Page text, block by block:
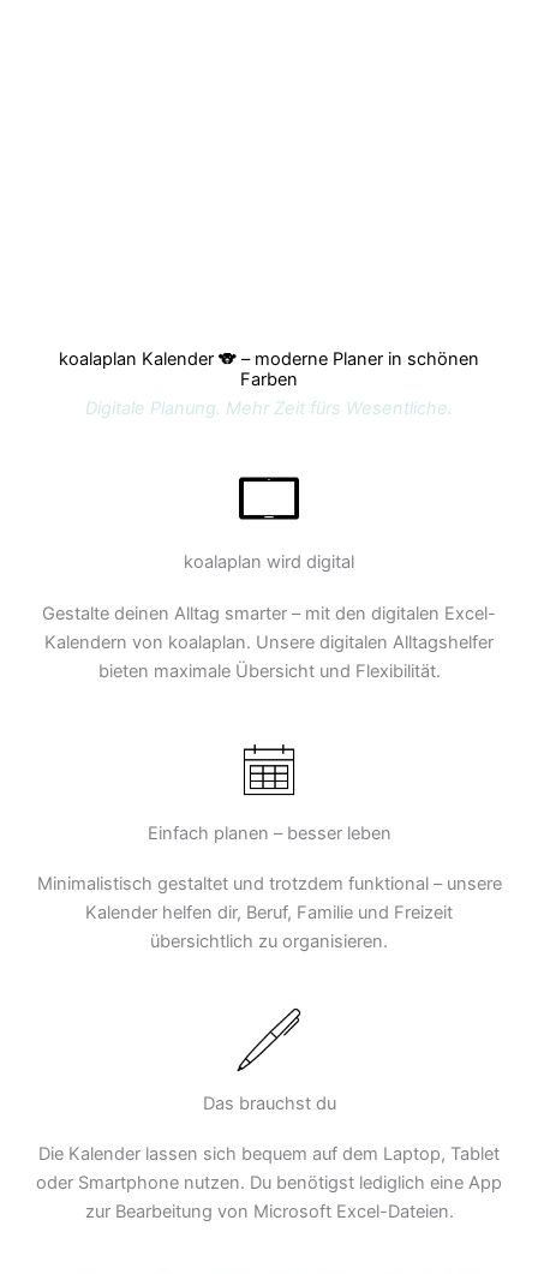
koalaplan Kalender 🐨 – moderne Planer in schönen
Farben
Digitale Planung. Mehr Zeit fürs Wesentliche.
koalaplan wird digital
Gestalte deinen Alltag smarter – mit den digitalen Excel-
Kalendern von koalaplan. Unsere digitalen Alltagshelfer
bieten maximale Übersicht und Flexibilität.
Einfach planen – besser leben
Minimalistisch gestaltet und trotzdem funktional – unsere
Kalender helfen dir, Beruf, Familie und Freizeit
übersichtlich zu organisieren.
Das brauchst du
Die Kalender lassen sich bequem auf dem Laptop, Tablet
oder Smartphone nutzen. Du benötigst lediglich eine App
zur Bearbeitung von Microsoft Excel-Dateien.